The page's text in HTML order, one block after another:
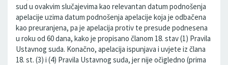
sud u ovakvim slučajevima kao relevantan datum podnošenja
apelacije uzima datum podnošenja apelacije koja je odbačena
kao preuranjena, pa je apelacija protiv te presude podnesena
u roku od 60 dana, kako je propisano članom 18. stav (1) Pravila
Ustavnog suda. Konačno, apelacija ispunjava i uvjete iz člana
18. st. (3) i (4) Pravila Ustavnog suda, jer nije očigledno (prima